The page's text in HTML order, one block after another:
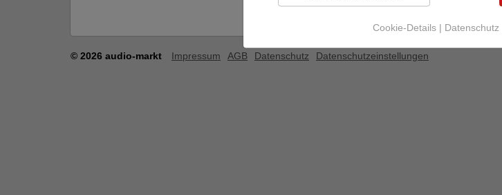
© 2026 audio-markt Impressum AGB Datenschutz Datenschutzeinstellungen
Cookie-Details | Datenschutz